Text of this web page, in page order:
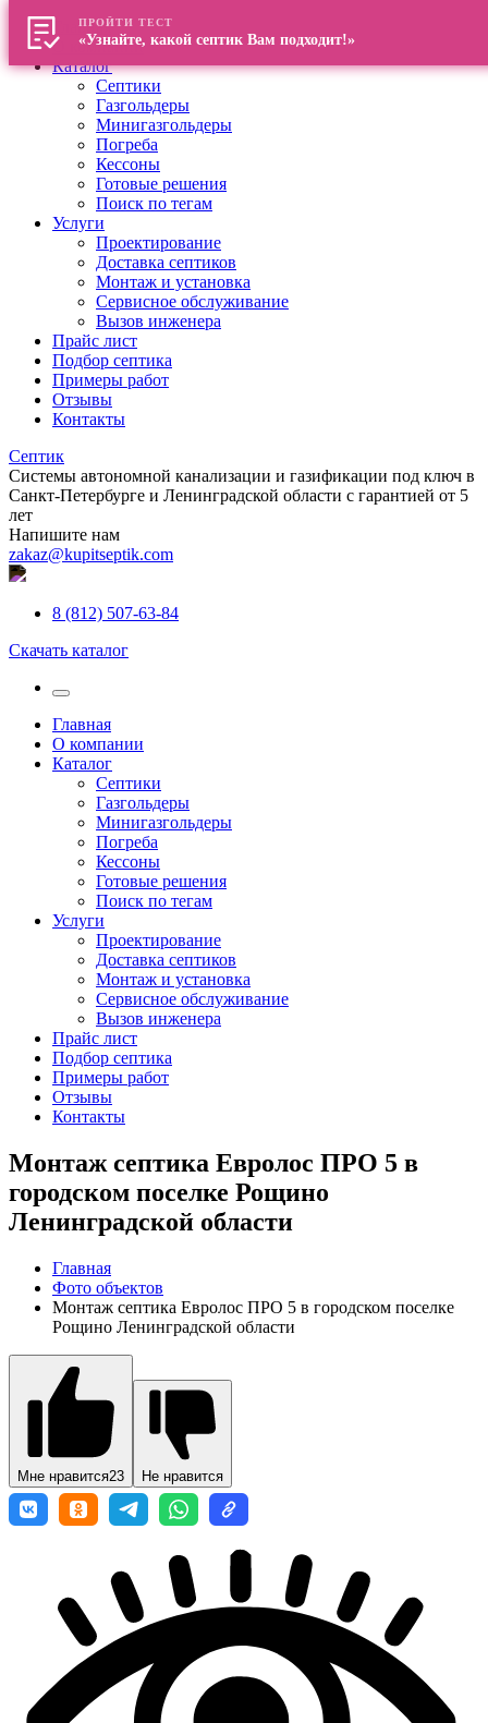
Главная
О компании
Каталог
Септики
Газгольдеры
Минигазгольдеры
Погреба
Кессоны
Готовые решения
Поиск по тегам
Услуги
Проектирование
Доставка септиков
Монтаж и установка
Сервисное обслуживание
Вызов инженера
Прайс лист
Подбор септика
Примеры работ
Отзывы
Контакты
Септик
Системы автономной канализации и газификации под ключ в
Санкт-Петербурге и Ленинградской области с гарантией от 5
лет
Напишите нам
zakaz@kupitseptik.com
8 (812) 507-63-84
Скачать каталог
Главная
О компании
Каталог
Септики
Газгольдеры
Минигазгольдеры
Погреба
Кессоны
Готовые решения
Поиск по тегам
Услуги
Проектирование
Доставка септиков
Монтаж и установка
Сервисное обслуживание
Вызов инженера
Прайс лист
Подбор септика
Примеры работ
Отзывы
Контакты
Монтаж септика Евролос ПРО 5 в
городском поселке Рощино
Ленинградской области
Главная
Фото объектов
Монтаж септика Евролос ПРО 5 в городском поселке
Рощино Ленинградской области
Мне нравится23 Не нравится
ПРОЙТИ ТЕСТ
«Узнайте, какой септик Вам подходит!»